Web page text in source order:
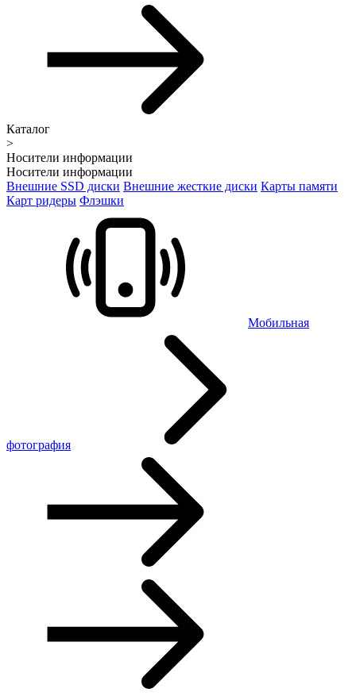
Каталог
>
Носители информации
Носители информации
Внешние SSD диски Внешние жесткие диски Карты памяти
Карт ридеры Флэшки
Мобильная
фотография